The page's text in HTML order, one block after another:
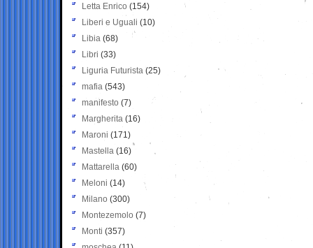
Letta Enrico (154)
Liberi e Uguali (10)
Libia (68)
Libri (33)
Liguria Futurista (25)
mafia (543)
manifesto (7)
Margherita (16)
Maroni (171)
Mastella (16)
Mattarella (60)
Meloni (14)
Milano (300)
Montezemolo (7)
Monti (357)